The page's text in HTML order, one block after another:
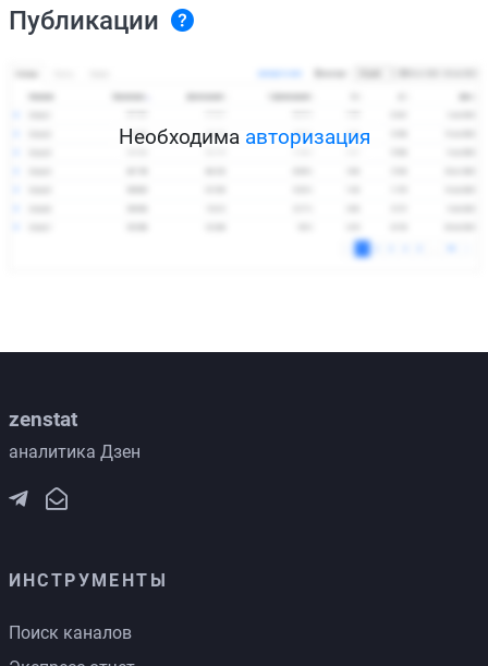
Публикации
Необходима авторизация
zenstat
аналитика Дзен
ИНСТРУМЕНТЫ
Поиск каналов